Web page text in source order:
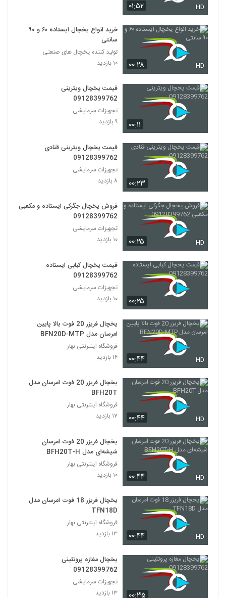
۰۱:۵۲ HD
۰۰:۲۸ HD
خرید انواع یخچال ایستاده ۶۰ و ۹۰
سانتی
تولید کننده یخچال های صنعتی
۱۰ بازدید
۰۰:۱۱
قیمت یخچال ویترینی
09128399762
تجهیزات سرمایشی
۹ بازدید
۰۰:۲۳
قیمت یخچال ویترینی قنادی
09128399762
تجهیزات سرمایشی
۸ بازدید
۰۰:۲۵ HD
فروش یخچال جگرکی ایستاده و مکعبی
09128399762
تجهیزات سرمایشی
۱۰ بازدید
۰۰:۲۵
قیمت یخچال کبابی ایستاده
09128399762
تجهیزات سرمایشی
۱۰ بازدید
۰۰:۴۴ HD
يخچال فريزر 20 فوت بالا پایین
امرسان مدل BFN20D-MTP
فروشگاه اینترنتی بهار
۱۶ بازدید
۰۰:۴۴ HD
یخچال فریزر 20 فوت امرسان مدل
BFH20T
فروشگاه اینترنتی بهار
۱۷ بازدید
۰۰:۴۴ HD
يخچال فريزر 20 فوت امرسان
شیشه‌ای مدل BFH20T-H
فروشگاه اینترنتی بهار
۱۰ بازدید
۰۰:۴۴ HD
یخچال فریزر 18 فوت امرسان مدل
TFN18D
فروشگاه اینترنتی بهار
۱۳ بازدید
یخچال مغازه پروتئینی
09128399762
تجهیزات سرمایشی
۱۳ بازدید